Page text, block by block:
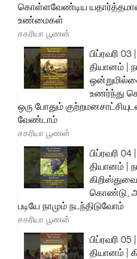
கொள்ளவேண்டிய
உண்மைகள்
சகரியா பூணன்
பிப்ரவரி
தியானம் |
உணர்ந்து
ஒரு போதும்
வேண்டாம்
சகரியா பூணன்
பிப்ரவரி
தியானம் |
கொண்டு,
படியே நாமும் நடந்திடுவோம்
சகரியா பூணன்
பிப்ரவரி
தியானம் |